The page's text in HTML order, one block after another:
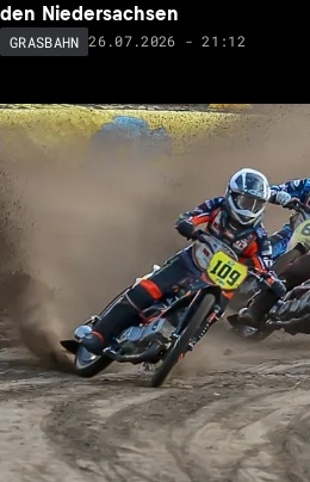
den Niedersachsen
GRASBAHN 26.07.2026 - 21:12